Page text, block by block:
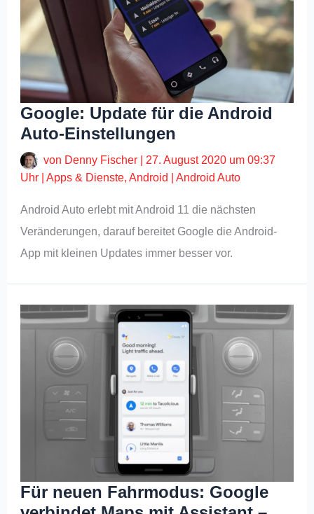
Google: Update für die Android
Auto-Einstellungen
von Denny Fischer
27. August 2020 um 09:37
Uhr |Apps & Dienste,Android |Android Auto
Android Auto erlebt mit Android 11 die nächsten
Veränderungen, darauf bereitet Google die Android-
App mit kleinen Updates immer besser vor.
Für neuen Fahrmodus: Google